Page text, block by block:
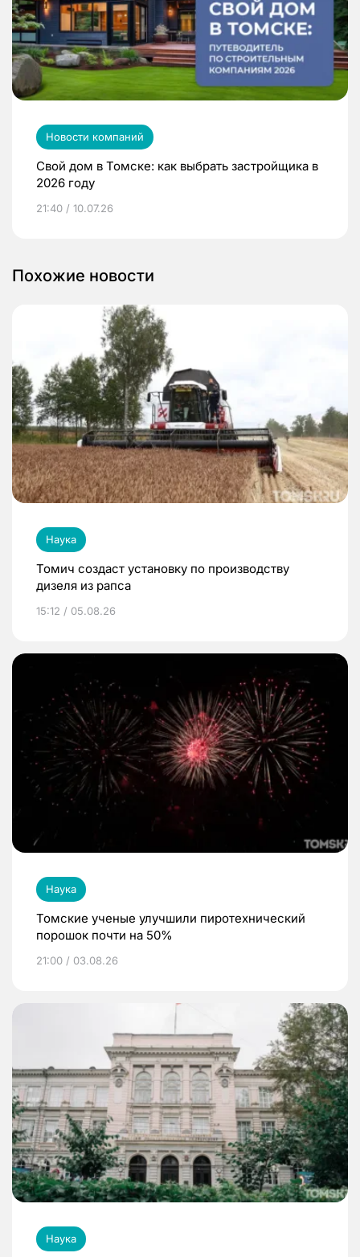
Новости компаний
Свой дом в Томске: как выбрать застройщика в
2026 году
21:40 / 10.07.26
Похожие новости
Наука
Томич создаст установку по производству
дизеля из рапса
15:12 / 05.08.26
Наука
Томские ученые улучшили пиротехнический
порошок почти на 50%
21:00 / 03.08.26
Наука